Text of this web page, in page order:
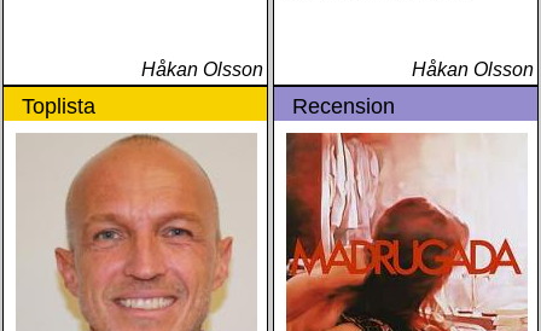
Håkan Olsson Håkan Olsson
Toplista Recension